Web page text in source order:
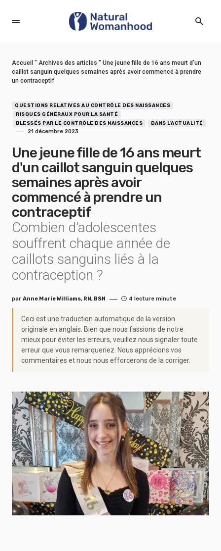
Accueil " Archives des articles " Une jeune fille de 16 ans meurt d'un
caillot sanguin quelques semaines après avoir commencé à prendre
un contraceptif
QUESTIONS RELATIVES AU CONTRÔLE DES NAISSANCES
RISQUES GÉNÉRAUX POUR LA SANTÉ
BLESSÉS PAR LE CONTRÔLE DES NAISSANCES
DANS L'ACTUALITÉ
21 décembre 2023
Une jeune fille de 16 ans meurt
d'un caillot sanguin quelques
semaines après avoir
commencé à prendre un
contraceptif
Combien d'adolescentes
souffrent chaque année de
caillots sanguins liés à la
contraception ?
par Anne Marie Williams, RN, BSN 4 lecture minute
Ceci est une traduction automatique de la version
originale en anglais. Bien que nous fassions de notre
mieux pour éviter les erreurs, veuillez nous signaler toute
erreur que vous remarqueriez. Nous apprécions vos
commentaires et nous nous efforcerons de la corriger.